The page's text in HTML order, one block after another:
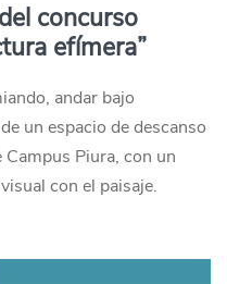
concurso
efímera”
andar bajo
un espacio de descanso
Piura, con un
con el paisaje.